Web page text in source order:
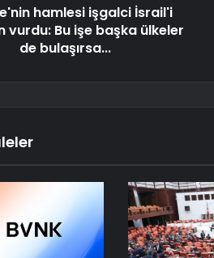
hamlesi işgalci İsrail'i
vurdu: Bu işe başka ülkeler
de bulaşırsa...